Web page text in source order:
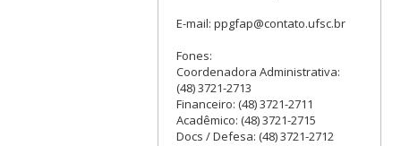
E-mail: ppgfap@contato.ufsc.br
Fones:
Coordenadora Administrativa:
(48) 3721-2713
Financeiro: (48) 3721-2711
Acadêmico: (48) 3721-2715
Docs / Defesa: (48) 3721-2712